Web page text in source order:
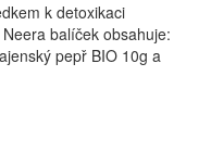
k detoxikaci
balíček obsahuje:
pepř BIO 10g a